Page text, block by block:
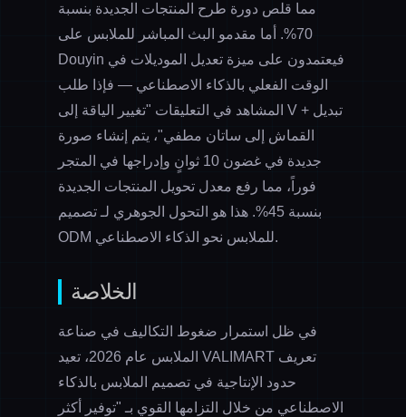
مما قلص دورة طرح المنتجات الجديدة بنسبة
70%. أما مقدمو البث المباشر للملابس على
Douyin فيعتمدون على ميزة تعديل الموديلات في
الوقت الفعلي بالذكاء الاصطناعي — فإذا طلب
المشاهد في التعليقات "تغيير الياقة إلى V + تبديل
القماش إلى ساتان مطفي"، يتم إنشاء صورة
جديدة في غضون 10 ثوانٍ وإدراجها في المتجر
فوراً، مما رفع معدل تحويل المنتجات الجديدة
بنسبة 45%. هذا هو التحول الجوهري لـ
تصميم
ODM للملابسنحو الذكاء الاصطناعي.
الخلاصة
في ظل استمرار ضغوط التكاليف في صناعة
الملابس عام 2026، تعيد VALIMART تعريف
حدود الإنتاجية في تصميم الملابس بالذكاء
الاصطناعي من خلال التزامها القوي بـ "توفير أكثر